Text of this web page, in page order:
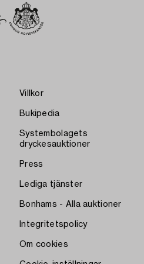
Villkor
Bukipedia
Systembolagets
dryckesauktioner
Press
Lediga tjänster
Bonhams - Alla auktioner
Integritetspolicy
Om cookies